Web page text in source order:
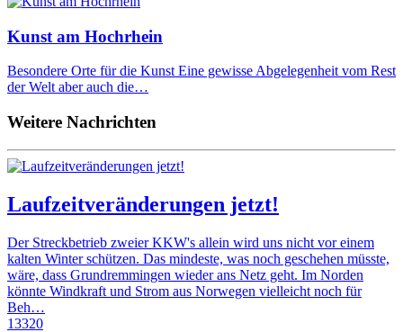
Kunst am Hochrhein
Besondere Orte für die Kunst Eine gewisse Abgelegenheit vom Rest
der Welt aber auch die…
Weitere Nachrichten
Laufzeitveränderungen jetzt!
Der Streckbetrieb zweier KKW's allein wird uns nicht vor einem
kalten Winter schützen. Das mindeste, was noch geschehen müsste,
wäre, dass Grundremmingen wieder ans Netz geht. Im Norden
könnte Windkraft und Strom aus Norwegen vielleicht noch für
Beh…
13320